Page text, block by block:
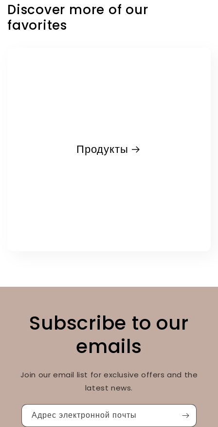
Discover more of our
favorites
Продукты
Subscribe to our
emails
Join our email list for exclusive offers and the
latest news.
Адрес электронной почты